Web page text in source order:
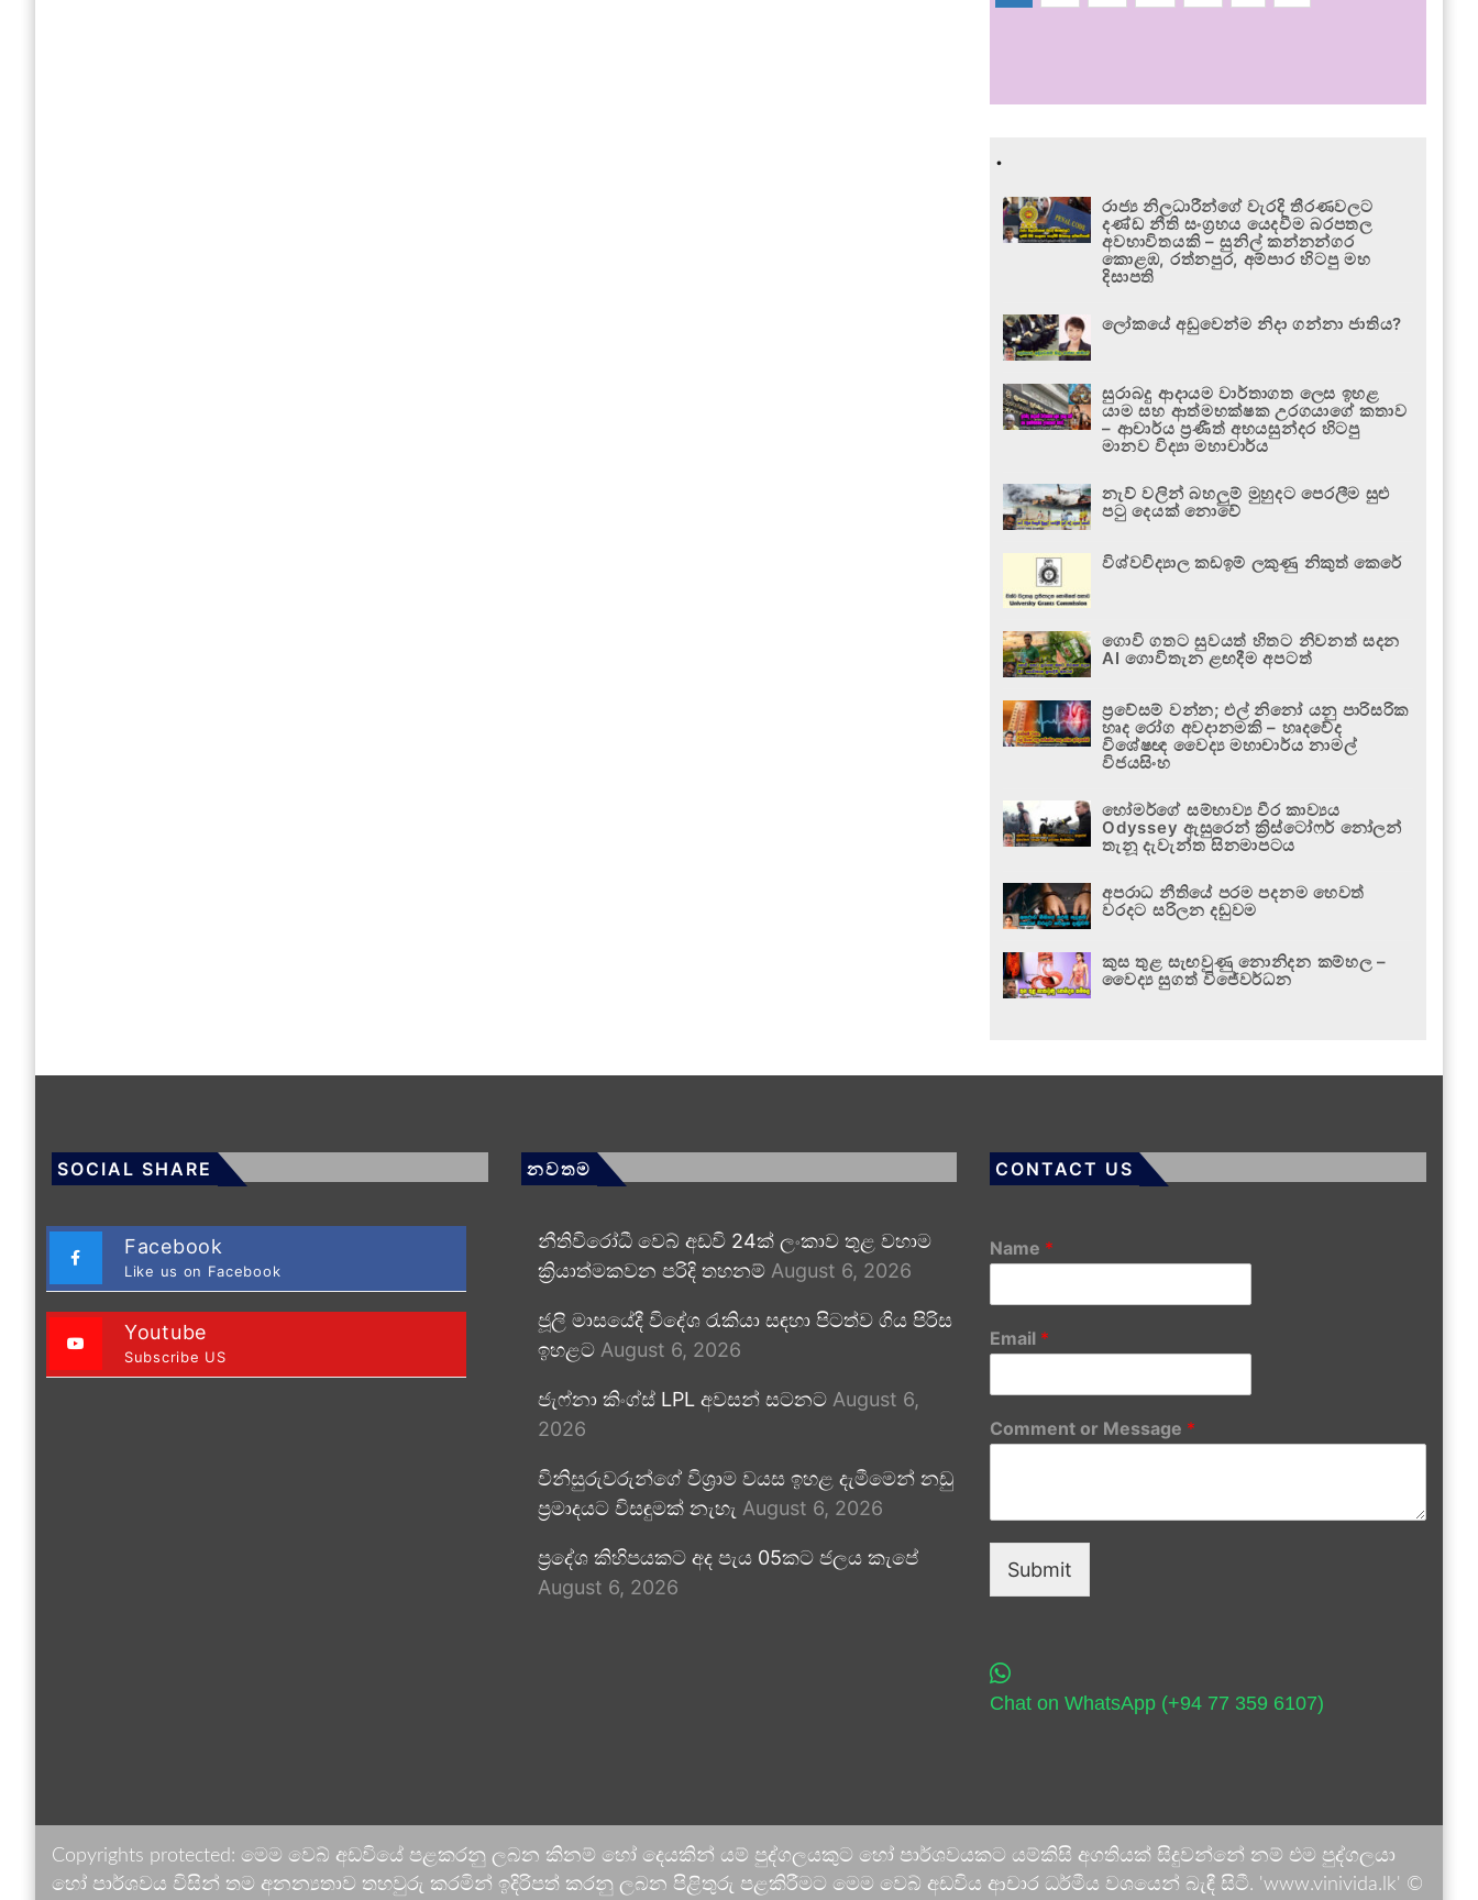
.
රාජ්‍ය නිලධාරීන්ගේ වැරදි තීරණවලට
දණ්ඩ නීති සංග්‍රහය යෙදවීම බරපතල
අවභාවිතයකි – සුනිල් කන්නන්ගර
කොළඹ, රත්නපුර, අම්පාර හිටපු මහ
දිසාපති
ලෝකයේ අඩුවෙන්ම නිදා ගන්නා ජාතිය?
සුරාබදු ආදායම වාර්තාගත ලෙස ඉහළ
යාම සහ ආත්මභක්ෂක උරගයාගේ කතාව
– ආචාර්ය ප්‍රණීත් අභයසුන්දර හිටපු
මානව විද්‍යා මහාචාර්ය
නැව් වලින් බහලුම් මුහුදට පෙරලීම සුළු
පටු දෙයක් නොවේ
විශ්වවිද්‍යාල කඩඉම් ලකුණු නිකුත් කෙරේ
ගොවි ගතට සුවයත් හිතට නිවනත් සදන
AI ගොවිතැන ළඟදීම අපටත්
ප්‍රවේසම් වන්න; එල් නිනෝ යනු පාරිසරික
හෘද රෝග අවදානමකි – හෘදවේද
විශේෂඥ වෛද්‍ය මහාචාර්ය නාමල්
විජයසිංහ
හෝමර්ගේ සම්භාව්‍ය වීර කාව්‍යය
Odyssey ඇසුරෙන් ක්‍රිස්ටෝෆර් නෝලන්
තැනූ දැවැන්ත සිනමාපටය
අපරාධ නීතියේ පරම පදනම හෙවත්
වරදට සරිලන දඬුවම
කුස තුළ සැඟවුණු නොනිදන කම්හල –
වෛද්‍ය සුගත් විජේවර්ධන
SOCIAL SHARE
Facebook
Like us on Facebook
Youtube
Subscribe US
නවතම
නීතිවිරෝධී වෙබ් අඩවි 24ක් ලංකාව තුළ වහාම
ක්‍රියාත්මකවන පරිදි තහනම් August 6, 2026
ජූලි මාසයේදී විදේශ රැකියා සඳහා පිටත්ව ගිය පිරිස
ඉහළට August 6, 2026
ජැෆ්නා කිංග්ස් LPL අවසන් සටනට August 6,
2026
විනිසුරුවරුන්ගේ විශ්‍රාම වයස ඉහළ දැමීමෙන් නඩු
ප්‍රමාදයට විසඳුමක් නැහැ August 6, 2026
ප්‍රදේශ කිහිපයකට අද පැය 05කට ජලය කැපේ
August 6, 2026
CONTACT US
Name *
Email *
Comment or Message *
Submit
Chat on WhatsApp (+94 77 359 6107)
Copyrights protected: මෙම වෙබ් අඩවියේ පළකරනු ලබන කිනම් හෝ දෙයකින් යම් පුද්ගලයකුට හෝ පාර්ශවයකට යම්කිසි අගතියක් සිදුවන්නේ නම් එම පුද්ගලයා
හෝ පාර්ශවය විසින් තම අනන්‍යතාව තහවුරු කරමින් ඉදිරිපත් කරනු ලබන පිළිතුරු පළකිරීමට මෙම වෙබ් අඩවිය ආචාර ධර්මීය වශයෙන් බැඳී සිටී. 'www.vinivida.lk' ©